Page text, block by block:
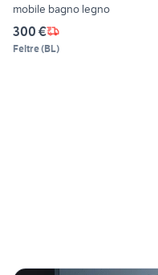
mobile bagno legno
300 €
Feltre(BL)